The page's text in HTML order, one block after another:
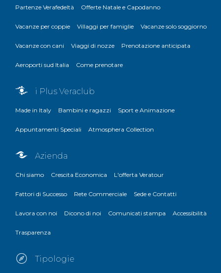
Partenze Verafedeltà Offerte Natale e Capodanno
Vacanze per coppie Villaggi per famiglie Vacanze solo soggiorno
Vacanze con cani Viaggi di nozze Prenotazione anticipata
Aeroporti sud Italia Come prenotare
i Plus Veraclub
Made in Italy Bambini e ragazzi Sport e Animazione
Appuntamenti Speciali Atmosphera Collection
Azienda
Chi siamo Crescita Economica L'offerta Veratour
Fattori di Successo Rete Commerciale Sede e Contatti
Lavora con noi Dicono di noi Comunicati stampa Accessibilità
Trasparenza
Tipologie